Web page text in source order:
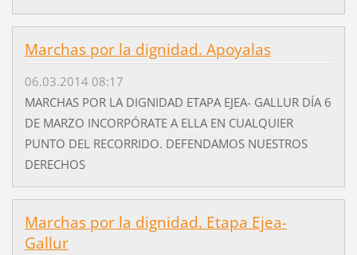
Marchas por la dignidad. Apoyalas
06.03.2014 08:17
MARCHAS POR LA DIGNIDAD ETAPA EJEA- GALLUR DÍA 6
DE MARZO INCORPÓRATE A ELLA EN CUALQUIER
PUNTO DEL RECORRIDO. DEFENDAMOS NUESTROS
DERECHOS
Marchas por la dignidad. Etapa Ejea-
Gallur